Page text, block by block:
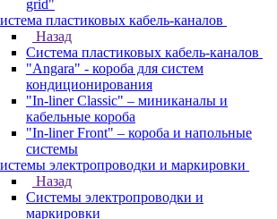
grid"
пластиковых кабель-каналов
Назад
Система пластиковых кабель-каналов
"Angara" - короба для систем
кондиционирования
"In-liner Classic" – миниканалы и
кабельные короба
"In-liner Front" – короба и напольные
системы
электропроводки и маркировки
Назад
Системы электропроводки и
маркировки